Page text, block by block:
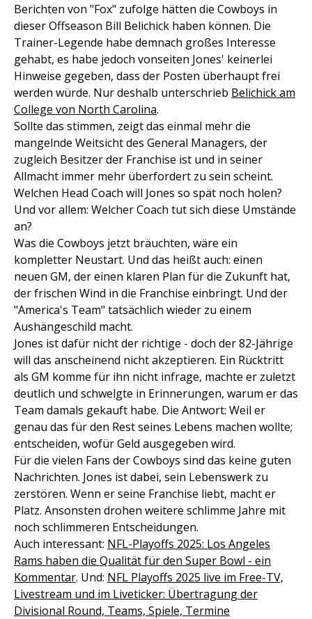
Berichten von "Fox" zufolge hätten die Cowboys in
dieser Offseason Bill Belichick haben können. Die
Trainer-Legende habe demnach großes Interesse
gehabt, es habe jedoch vonseiten Jones' keinerlei
Hinweise gegeben, dass der Posten überhaupt frei
werden würde. Nur deshalb unterschrieb Belichick am
College von North Carolina.
Sollte das stimmen, zeigt das einmal mehr die
mangelnde Weitsicht des General Managers, der
zugleich Besitzer der Franchise ist und in seiner
Allmacht immer mehr überfordert zu sein scheint.
Welchen Head Coach will Jones so spät noch holen?
Und vor allem: Welcher Coach tut sich diese Umstände
an?
Was die Cowboys jetzt bräuchten, wäre ein
kompletter Neustart. Und das heißt auch: einen
neuen GM, der einen klaren Plan für die Zukunft hat,
der frischen Wind in die Franchise einbringt. Und der
"America's Team" tatsächlich wieder zu einem
Aushängeschild macht.
Jones ist dafür nicht der richtige - doch der 82-Jährige
will das anscheinend nicht akzeptieren. Ein Rücktritt
als GM komme für ihn nicht infrage, machte er zuletzt
deutlich und schwelgte in Erinnerungen, warum er das
Team damals gekauft habe. Die Antwort: Weil er
genau das für den Rest seines Lebens machen wollte;
entscheiden, wofür Geld ausgegeben wird.
Für die vielen Fans der Cowboys sind das keine guten
Nachrichten. Jones ist dabei, sein Lebenswerk zu
zerstören. Wenn er seine Franchise liebt, macht er
Platz. Ansonsten drohen weitere schlimme Jahre mit
noch schlimmeren Entscheidungen.
Auch interessant: NFL-Playoffs 2025: Los Angeles
Rams haben die Qualität für den Super Bowl - ein
Kommentar. Und: NFL Playoffs 2025 live im Free-TV,
Livestream und im Liveticker: Übertragung der
Divisional Round, Teams, Spiele, Termine